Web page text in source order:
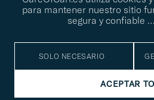
para mantener nuestro sitio
segura y confiable …
SOLO NECESARIO
ACEPTAR
contact@careofcarl.com
ASESORAMIENTO DE ESTILO
estamos encantados de hacerlo